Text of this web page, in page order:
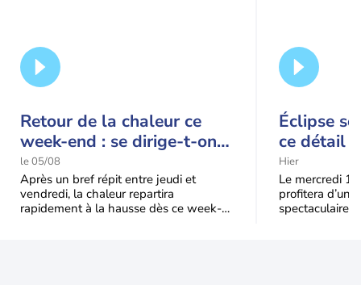
Retour de la chaleur ce
week-end : se dirige-t-on
vers une cinquième vague
de chaleur en France ?
le 05/08
Après un bref répit entre jeudi et
vendredi, la chaleur repartira
rapidement à la hausse dès ce week-
Éclipse
ce détail
spectacle
Hier
Le mercredi
profitera
spectaculaire,